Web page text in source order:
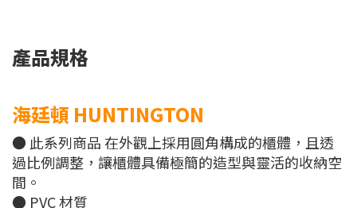
產品規格
海廷頓 HUNTINGTON
● 此系列商品 在外觀上採用圓角構成的櫃體，且透
過比例調整，讓櫃體具備極簡的造型與靈活的收納空
間。
● PVC 材質